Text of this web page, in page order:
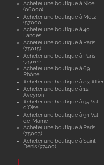
Acheter une boutique à Nice
(06000)
Acheter une boutique à Metz
(57000)
Acheter une boutique à 40
Landes
Acheter une boutique à Paris
(75015)
Acheter une boutique à Paris
(75011)
Acheter une boutique à 69
Rhône
Acheter une boutique à 03 Allier
Acheter une boutique à 12
Aveyron
Acheter une boutique à 95 Val-
d'Oise
Acheter une boutique à 94 Val-
de-Marne
Acheter une boutique à Paris
(75003)
Acheter une boutique à Saint
Denis (97400)